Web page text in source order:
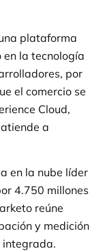
plataforma
la tecnología
por
el comercio se
Cloud,
a
en la nube líder
4.750 millones
reúne
y medición
integrada.